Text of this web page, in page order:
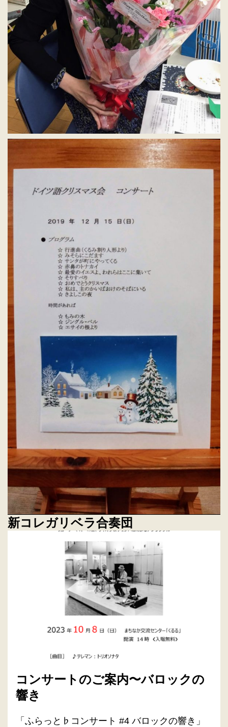
新コレガリベラ合奏団
コンサートのご案内〜バロックの
響き
「ふらっと♭コンサート #4 バロックの響き」